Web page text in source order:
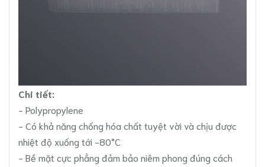
Chi tiết:
- Polypropylene
- Có khả năng chống hóa chất tuyệt vời và chịu được
nhiệt độ xuống tới -80°C
- Bề mặt cực phẳng đảm bảo niêm phong đúng cách